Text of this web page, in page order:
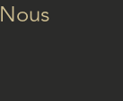
Nous